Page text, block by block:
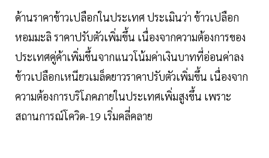
ด้านราคาข้าวเปลือกในประเทศ ประเมินว่า ข้าวเปลือก
หอมมะลิ ราคาปรับตัวเพิ่มขึ้น เนื่องจากความต้องการของ
ประเทศคู่ค้าเพิ่มขึ้นจากแนวโน้มค่าเงินบาทที่อ่อนค่าลง
ข้าวเปลือกเหนียวเมล็ดยาวราคาปรับตัวเพิ่มขึ้น เนื่องจาก
ความต้องการบริโภคภายในประเทศเพิ่มสูงขึ้น เพราะ
สถานการณ์โควิด-19 เริ่มคลี่คลาย